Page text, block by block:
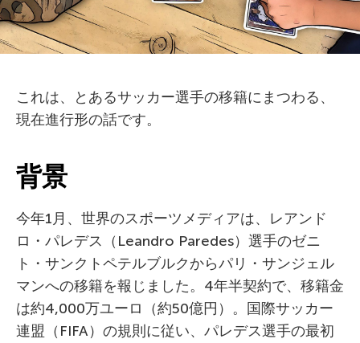
これは、とあるサッカー選手の移籍にまつわる、
現在進行形の話です。
背景
今年1月、世界のスポーツメディアは、レアンド
ロ・パレデス（Leandro Paredes）選手のゼニ
ト・サンクトペテルブルクからパリ・サンジェル
マンへの移籍を報じました。4年半契約で、移籍金
は約4,000万ユーロ（約50億円）。国際サッカー
連盟（FIFA）の規則に従い、パレデス選手の最初